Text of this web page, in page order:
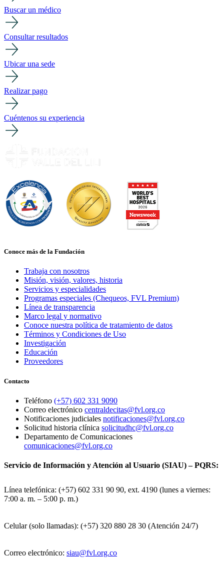
Buscar un médico
Consultar resultados
Ubicar una sede
Realizar pago
Cuéntenos su experiencia
Conoce más de la Fundación
Trabaja con nosotros
Misión, visión, valores, historia
Servicios y especialidades
Programas especiales (Chequeos, FVL Premium)
Línea de transparencia
Marco legal y normativo
Conoce nuestra política de tratamiento de datos
Términos y Condiciones de Uso
Investigación
Educación
Proveedores
Contacto
Teléfono (+57) 602 331 9090
Correo electrónico centraldecitas@fvl.org.co
Notificaciones judiciales notificaciones@fvl.org.co
Solicitud historia clínica solicitudhc@fvl.org.co
Departamento de Comunicaciones
comunicaciones@fvl.org.co
Servicio de Información y Atención al Usuario (SIAU) – PQRS:
Línea telefónica: (+57) 602 331 90 90, ext. 4190 (lunes a viernes:
7:00 a. m. – 5:00 p. m.)
Celular (solo llamadas): (+57) 320 880 28 30 (Atención 24/7)
Correo electrónico: siau@fvl.org.co